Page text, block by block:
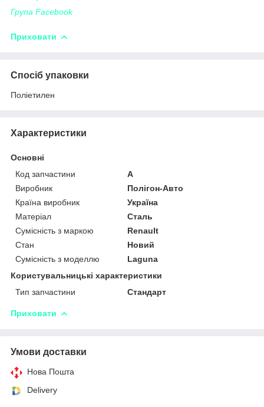
Група Facebook
Приховати
Спосіб упаковки
Поліетилен
Характеристики
Основні
Код запчастини
A
Виробник
Полігон-Авто
Країна виробник
Україна
Матеріал
Сталь
Сумісність з маркою
Renault
Стан
Новий
Сумісність з моделлю
Laguna
Користувальницькі характеристики
Тип запчастини
Стандарт
Приховати
Умови доставки
Нова Пошта
Delivery